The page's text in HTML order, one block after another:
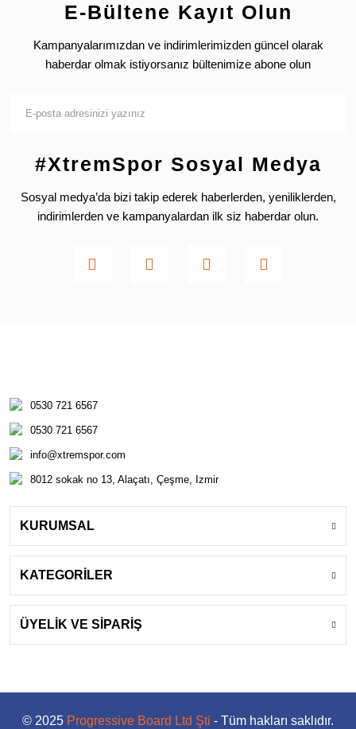
E-Bültene Kayıt Olun
Kampanyalarımızdan ve indirimlerimizden güncel olarak
haberdar olmak istiyorsanız bültenimize abone olun
#XtremSpor Sosyal Medya
Sosyal medya’da bizi takip ederek haberlerden, yeniliklerden,
indirimlerden ve kampanyalardan ilk siz haberdar olun.
0530 721 6567
0530 721 6567
info@xtremspor.com
8012 sokak no 13, Alaçatı, Çeşme, Izmir
KURUMSAL
KATEGORİLER
ÜYELİK VE SİPARİŞ
© 2025 Progressive Board Ltd Şti - Tüm hakları saklıdır.